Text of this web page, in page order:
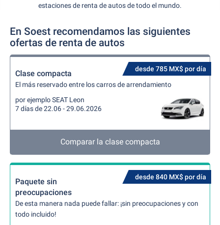
estaciones de renta de autos de todo el mundo.
En Soest recomendamos las siguientes
ofertas de renta de autos
desde 785 MX$ por día
Clase compacta
El más reservado entre los carros de arrendamiento
por ejemplo SEAT Leon
7 días de 22.06 - 29.06.2026
Comparar la clase compacta
desde 840 MX$ por día
Paquete sin
preocupaciones
De esta manera nada puede fallar: ¡sin preocupaciones y con
todo incluido!